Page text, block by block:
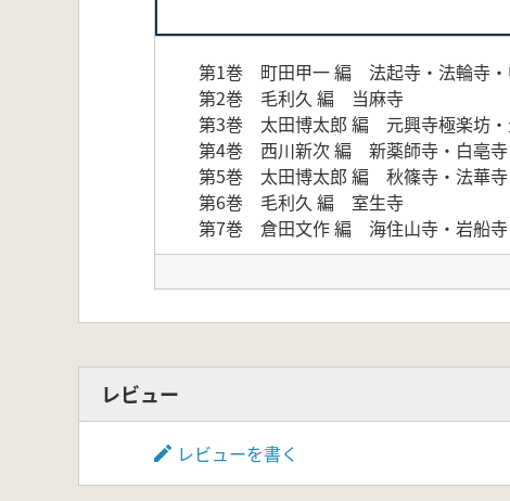
第1巻 町田甲一 編 法起寺・法輪寺・
第2巻 毛利久 編 当麻寺
第3巻 太田博太郎 編 元興寺極楽坊・
第4巻 西川新次 編 新薬師寺・白亳寺
第5巻 太田博太郎 編 秋篠寺・法華寺
第6巻 毛利久 編 室生寺
第7巻 倉田文作 編 海住山寺・岩船寺
レビュー
レビューを書く